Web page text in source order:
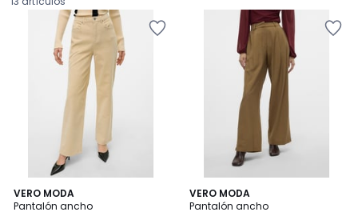
VERO MODA
Pantalón ancho
5
/
VERO MODA
Pantalón ancho
4
/